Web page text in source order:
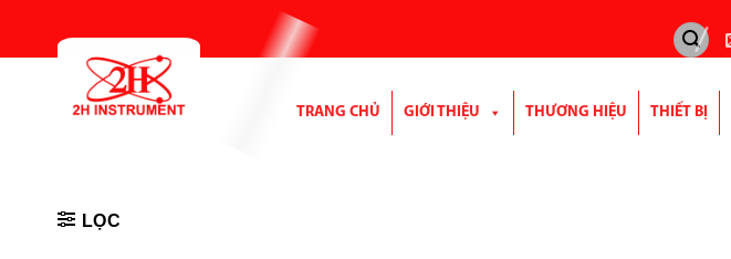
TRANG CHỦ GIỚI THIỆU THƯƠNG HIỆU THIẾT BỊ
LỌC